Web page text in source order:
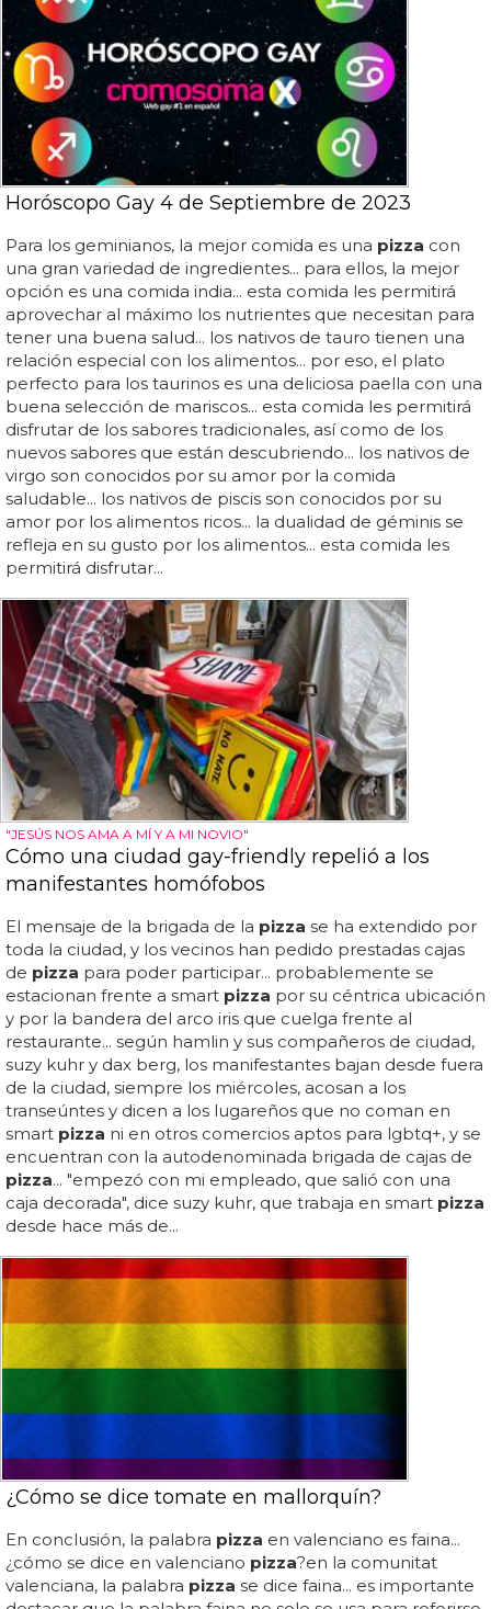
Horóscopo Gay 4 de Septiembre de 2023
Para los geminianos, la mejor comida es una pizza con
una gran variedad de ingredientes... para ellos, la mejor
opción es una comida india... esta comida les permitirá
aprovechar al máximo los nutrientes que necesitan para
tener una buena salud... los nativos de tauro tienen una
relación especial con los alimentos... por eso, el plato
perfecto para los taurinos es una deliciosa paella con una
buena selección de mariscos... esta comida les permitirá
disfrutar de los sabores tradicionales, así como de los
nuevos sabores que están descubriendo... los nativos de
virgo son conocidos por su amor por la comida
saludable... los nativos de piscis son conocidos por su
amor por los alimentos ricos... la dualidad de géminis se
refleja en su gusto por los alimentos... esta comida les
permitirá disfrutar...
"JESÚS NOS AMA A MÍ Y A MI NOVIO"
Cómo una ciudad gay-friendly repelió a los
manifestantes homófobos
El mensaje de la brigada de la pizza se ha extendido por
toda la ciudad, y los vecinos han pedido prestadas cajas
de pizza para poder participar... probablemente se
estacionan frente a smart pizza por su céntrica ubicación
y por la bandera del arco iris que cuelga frente al
restaurante... según hamlin y sus compañeros de ciudad,
suzy kuhr y dax berg, los manifestantes bajan desde fuera
de la ciudad, siempre los miércoles, acosan a los
transeúntes y dicen a los lugareños que no coman en
smart pizza ni en otros comercios aptos para lgbtq+, y se
encuentran con la autodenominada brigada de cajas de
pizza... "empezó con mi empleado, que salió con una
caja decorada", dice suzy kuhr, que trabaja en smart pizza
desde hace más de...
¿Cómo se dice tomate en mallorquín?
En conclusión, la palabra pizza en valenciano es faina...
¿cómo se dice en valenciano pizza?en la comunitat
valenciana, la palabra pizza se dice faina... es importante